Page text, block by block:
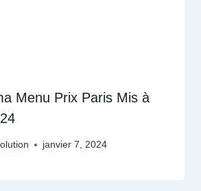
Menu Prix Paris Mis à
janvier 7, 2024